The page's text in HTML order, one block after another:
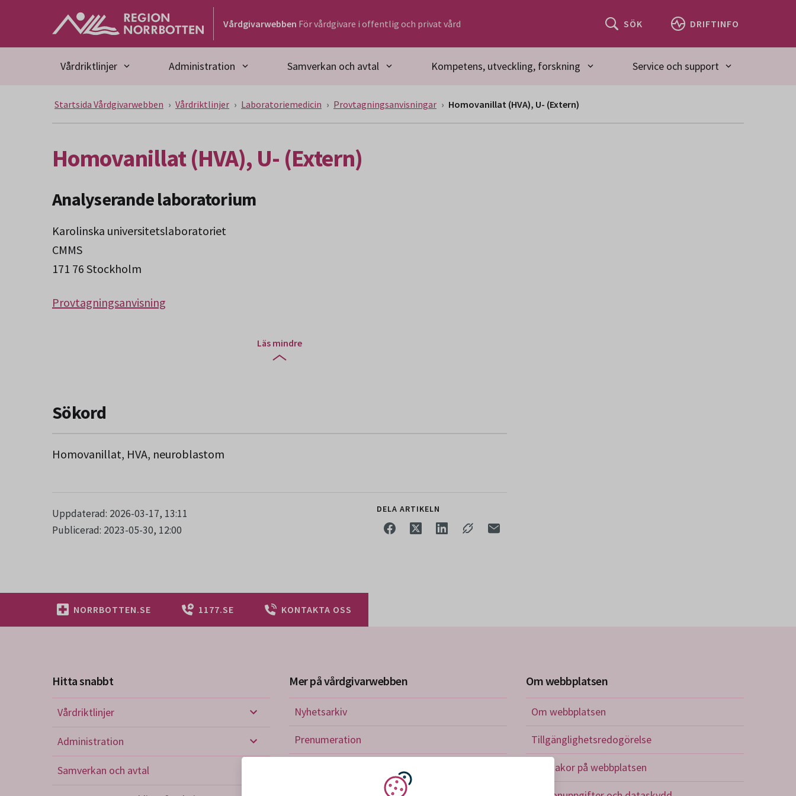
Gå till huvudmeny
Gå till övergripande innehåll
Vårdgivarwebben För vårdgivare i offentlig och privat vård SÖK DRIFTINFO
Vårdriktlinjer Administration Samverkan och avtal Kompetens, utveckling, forskning Service och support
Startsida Vårdgivarwebben Vårdriktlinjer Laboratoriemedicin Provtagningsanvisningar Homovanillat (HVA), U- (Extern)
Homovanillat (HVA), U- (Extern)
Analyserande laboratorium
Karolinska universitetslaboratoriet
CMMS
171 76 Stockholm
Provtagningsanvisning
Läs mindre
Sökord
Homovanillat, HVA, neuroblastom
Uppdaterad: 2026-03-17, 13:11
Publicerad: 2023-05-30, 12:00
DELA ARTIKELN
NORRBOTTEN.SE 1177.SE KONTAKTA OSS
Hitta snabbt
Vårdriktlinjer
Vårdriktlinjer
Administration
Samverkan och avtal
Mer på vårdgivarwebben
Nyhetsarkiv
Prenumeration
Om webbplatsen
Om webbplatsen
Tillgänglighetsredogörelse
Om kakor på webbplatsen